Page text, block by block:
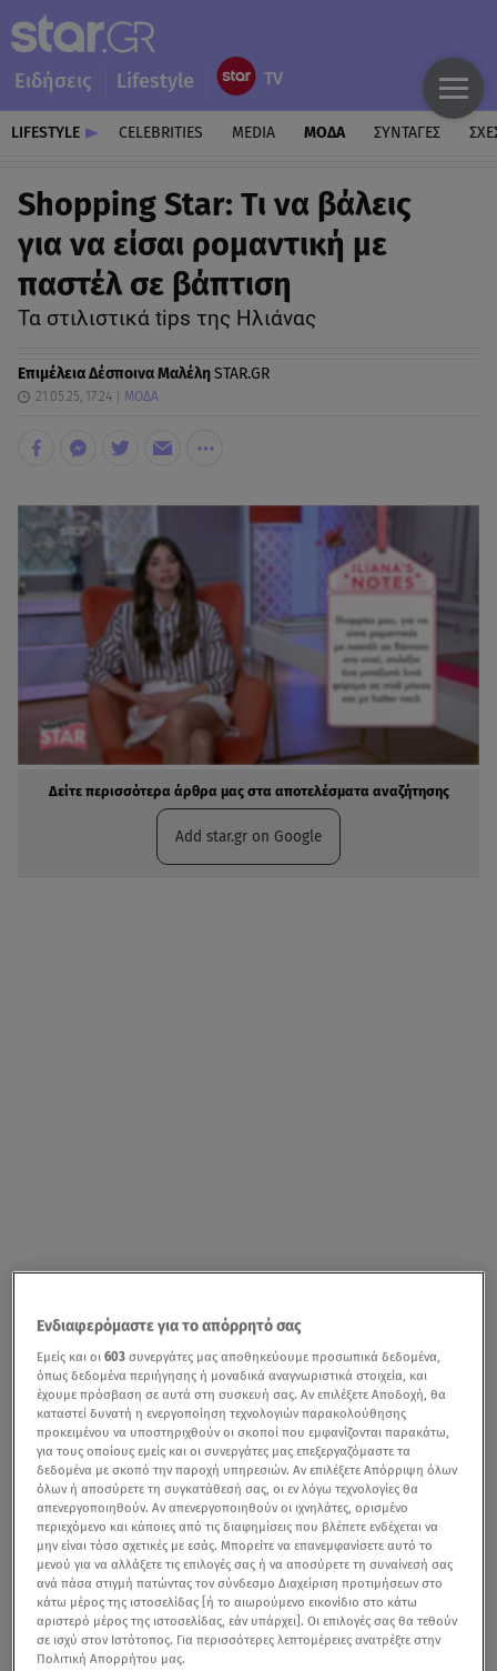
Ειδήσεις Lifestyle
LIFESTYLE CELEBRITIES MEDIA ΜΟΔΑ ΣΥΝΤΑΓΕΣ
Shopping Star: Τι να βάλεις
για να είσαι ρομαντική με
παστέλ σε βάπτιση
Τα στιλιστικά tips της Ηλιάνας
ΕπιμέλειαΔέσποινα ΜαλέληSTAR.GR
21.05.25, 17:24 ΜΟΔΑ
Δείτε περισσότερα άρθρα μας στα αποτελέσματα αναζήτησης
Add star.gr on Google
Ενδιαφερόμαστε για το απόρρητό σας
Εμείς και οι603 συνεργάτες μας αποθηκεύουμε προσωπικά δεδομένα,
όπως δεδομένα περιήγησης ή μοναδικά αναγνωριστικά στοιχεία, και
έχουμε πρόσβαση σε αυτά στη συσκευή σας. Αν επιλέξετε Αποδοχή, θα
καταστεί δυνατή η ενεργοποίηση τεχνολογιών παρακολούθησης
προκειμένου να υποστηριχθούν οι σκοποί που εμφανίζονται παρακάτω,
για τους οποίους εμείς και οι συνεργάτες μας επεξεργαζόμαστε τα
δεδομένα με σκοπό την παροχή υπηρεσιών. Αν επιλέξετε Απόρριψη όλων
όλων ή αποσύρετε τη συγκατάθεσή σας, οι εν λόγω τεχνολογίες θα
απενεργοποιηθούν. Αν απενεργοποιηθούν οι ιχνηλάτες, ορισμένο
περιεχόμενο και κάποιες από τις διαφημίσεις που βλέπετε ενδέχεται να
μην είναι τόσο σχετικές με εσάς. Μπορείτε να επανεμφανίσετε αυτό το
μενού για να αλλάξετε τις επιλογές σας ή να αποσύρετε τη συναίνεσή σας
ανά πάσα στιγμή πατώντας τον σύνδεσμο Διαχείριση προτιμήσεων στο
κάτω μέρος της ιστοσελίδας [ή το αιωρούμενο εικονίδιο στο κάτω
αριστερό μέρος της ιστοσελίδας, εάν υπάρχει]. Οι επιλογές σας θα τεθούν
σε ισχύ στον Ιστότοπος. Για περισσότερες λεπτομέρειες ανατρέξτε στην
Πολιτική Απορρήτου μας.